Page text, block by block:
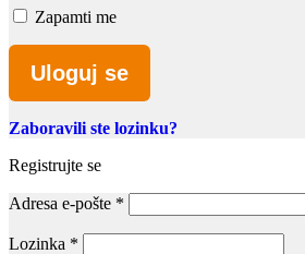
Zapamti me
Uloguj se
Zaboravili ste lozinku?
Registrujte se
Adresa e-pošte *
Lozinka *